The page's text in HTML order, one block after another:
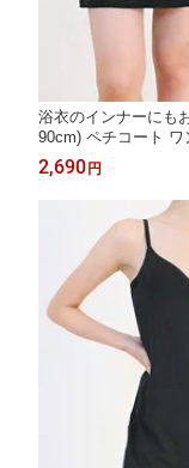
浴衣のインナーにも
90cm) ペチコート
ジャスター付き 伸縮
り お祭り 祭り 花火
2,690 円